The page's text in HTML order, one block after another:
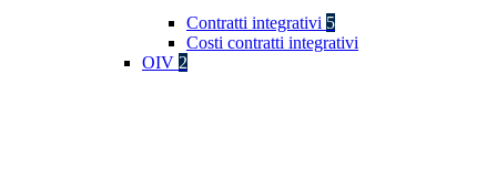
Contratti integrativi 5
Costi contratti integrativi
OIV 2